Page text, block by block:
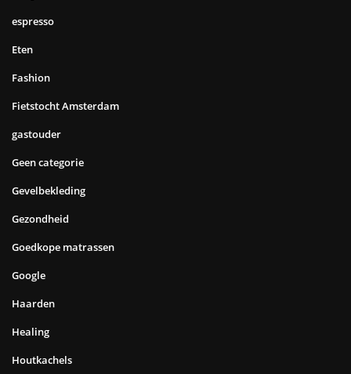
espresso
Eten
Fashion
Fietstocht Amsterdam
gastouder
Geen categorie
Gevelbekleding
Gezondheid
Goedkope matrassen
Google
Haarden
Healing
Houtkachels